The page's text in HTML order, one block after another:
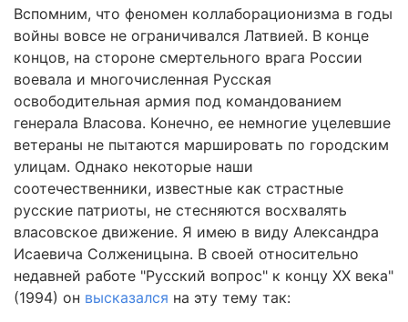
Вспомним, что феномен коллаборационизма в годы
войны вовсе не ограничивался Латвией. В конце
концов, на стороне смертельного врага России
воевала и многочисленная Русская
освободительная армия под командованием
генерала Власова. Конечно, ее немногие уцелевшие
ветераны не пытаются маршировать по городским
улицам. Однако некоторые наши
соотечественники, известные как страстные
русские патриоты, не стесняются восхвалять
власовское движение. Я имею в виду Александра
Исаевича Солженицына. В своей относительно
недавней работе "Русский вопрос" к концу XX века"
(1994) он высказался на эту тему так: